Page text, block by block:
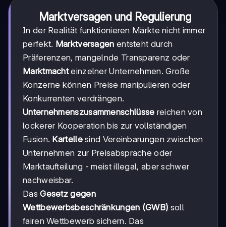
Marktversagen und Regulierung
In der Realität funktionieren Märkte nicht immer
perfekt. Marktversagen entsteht durch
Präferenzen, mangelnde Transparenz oder
Marktmachteinzelner Unternehmen. Große
Konzerne können Preise manipulieren oder
Konkurrenten verdrängen.
Unternehmenszusammenschlüsse reichen von
lockerer Kooperation bis zur vollständigen
Fusion. Kartellesind Vereinbarungen zwischen
Unternehmen zur Preisabsprache oder
Marktaufteilung - meist illegal, aber schwer
nachweisbar.
DasGesetz gegen
Wettbewerbsbeschränkungen (GWB) soll
fairen Wettbewerb sichern. Das